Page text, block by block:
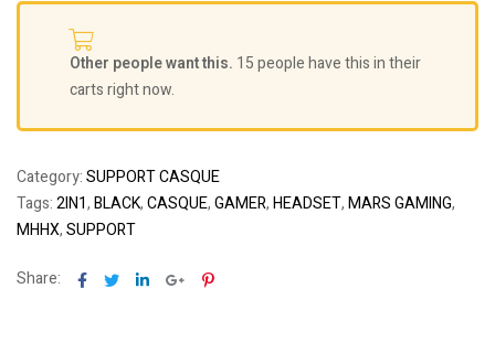
Other people want this. 15 people have this in their
carts right now.
Category:SUPPORT CASQUE
Tags:2IN1,BLACK,CASQUE,GAMER,HEADSET,MARS GAMING,
MHHX,SUPPORT
Share: Facebook
TwitterLinkedinGoogle+Pinterest